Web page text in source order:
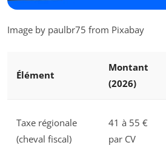
Image by paulbr75 from Pixabay
Élément
Montant
(2026)
Taxe régionale
(cheval fiscal)
41 à 55 €
par CV